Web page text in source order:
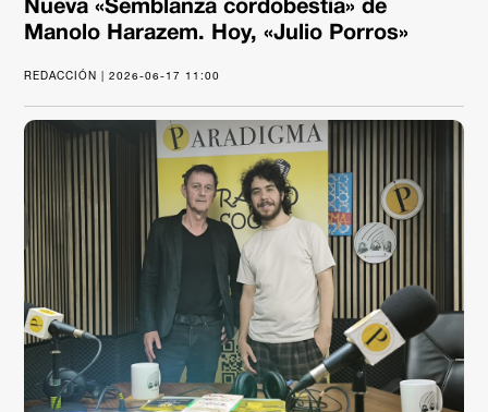
Nueva «Semblanza cordobestia» de
Manolo Harazem. Hoy, «Julio Porros»
REDACCIÓN | 2026-06-17 11:00